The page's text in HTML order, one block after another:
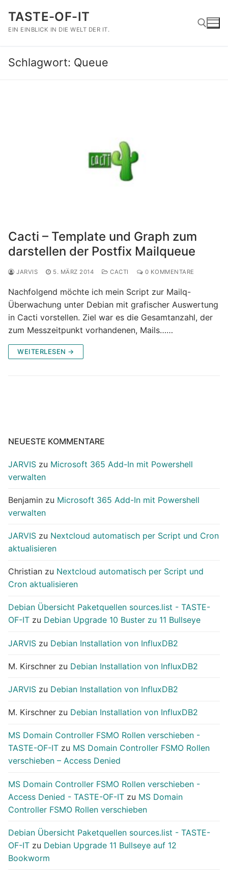
Inhalt
springen
TASTE-OF-IT
EIN EINBLICK IN DIE WELT DER IT.
Schlagwort: Queue
Cacti – Template und Graph zum
darstellen der Postfix Mailqueue
JARVIS 5. MÄRZ 2014 CACTI 0 KOMMENTARE
Nachfolgend möchte ich mein Script zur Mailq-
Überwachung unter Debian mit grafischer Auswertung
in Cacti vorstellen. Ziel war es die Gesamtanzahl, der
zum Messzeitpunkt vorhandenen, Mails……
WEITERLESEN →
NEUESTE KOMMENTARE
JARVIS zu Microsoft 365 Add-In mit Powershell
verwalten
Benjamin zu Microsoft 365 Add-In mit Powershell
verwalten
JARVIS zu Nextcloud automatisch per Script und Cron
aktualisieren
Christian zu Nextcloud automatisch per Script und
Cron aktualisieren
Debian Übersicht Paketquellen sources.list - TASTE-
OF-IT zu Debian Upgrade 10 Buster zu 11 Bullseye
JARVIS zu Debian Installation von InfluxDB2
M. Kirschner zu Debian Installation von InfluxDB2
JARVIS zu Debian Installation von InfluxDB2
M. Kirschner zu Debian Installation von InfluxDB2
MS Domain Controller FSMO Rollen verschieben -
TASTE-OF-IT zu MS Domain Controller FSMO Rollen
verschieben – Access Denied
MS Domain Controller FSMO Rollen verschieben -
Access Denied - TASTE-OF-IT zu MS Domain
Controller FSMO Rollen verschieben
Debian Übersicht Paketquellen sources.list - TASTE-
OF-IT zu Debian Upgrade 11 Bullseye auf 12
Bookworm